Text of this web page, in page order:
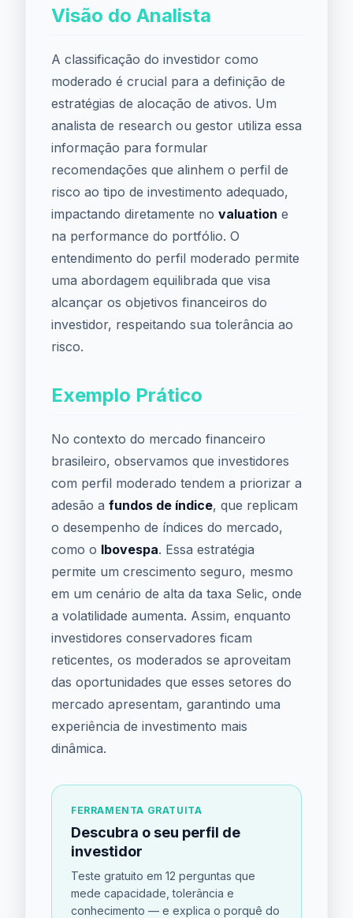
Visão do Analista
A classificação do investidor como
moderado é crucial para a definição de
estratégias de alocação de ativos. Um
analista de research ou gestor utiliza essa
informação para formular
recomendações que alinhem o perfil de
risco ao tipo de investimento adequado,
impactando diretamente no valuation e
na performance do portfólio. O
entendimento do perfil moderado permite
uma abordagem equilibrada que visa
alcançar os objetivos financeiros do
investidor, respeitando sua tolerância ao
risco.
Exemplo Prático
No contexto do mercado financeiro
brasileiro, observamos que investidores
com perfil moderado tendem a priorizar a
adesão a fundos de índice, que replicam
o desempenho de índices do mercado,
como o Ibovespa. Essa estratégia
permite um crescimento seguro, mesmo
em um cenário de alta da taxa Selic, onde
a volatilidade aumenta. Assim, enquanto
investidores conservadores ficam
reticentes, os moderados se aproveitam
das oportunidades que esses setores do
mercado apresentam, garantindo uma
experiência de investimento mais
dinâmica.
FERRAMENTA GRATUITA
Descubra o seu perfil de
investidor
Teste gratuito em 12 perguntas que
mede capacidade, tolerância e
conhecimento — e explica o porquê do